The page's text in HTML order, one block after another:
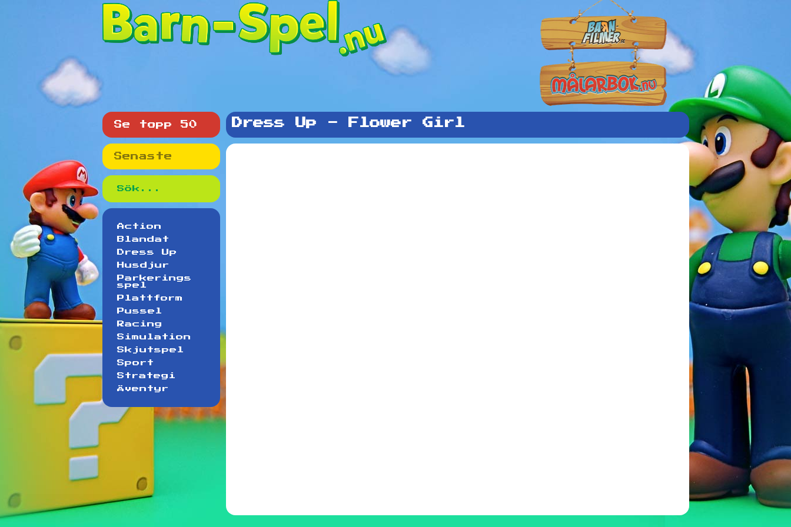
Se topp 50
Senaste
Action
Blandat
Dress Up
Husdjur
Parkerings
spel
Plattform
Pussel
Racing
Simulation
Skjutspel
Sport
Strategi
Äventyr
Dress Up - Flower Girl